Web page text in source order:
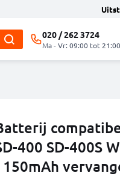
020 / 262 3724
Ma - Vr: 09:00 tot 21:00
400 SD-400S
150mAh